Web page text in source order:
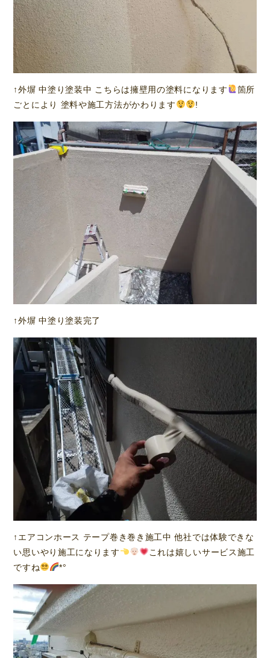
↑外塀 中塗り塗装中 こちらは擁壁用の塗料になります
箇所
ごとにより 塗料や施工方法がかわります
!
↑外塀 中塗り塗装完了
↑エアコンホース テープ巻き巻き施工中 他社では体験できな
い思いやり施工になります
これは嬉しいサービス施工
ですね
*°